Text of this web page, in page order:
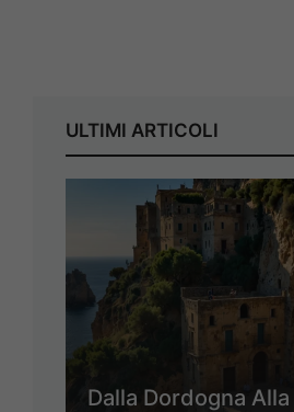
ULTIMI ARTICOLI
Dalla Dordogna Alla